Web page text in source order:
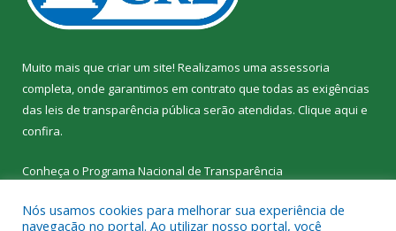
Muito mais que criar um site! Realizamos uma assessoria
completa, onde garantimos em contrato que todas as exigências
das leis de transparência pública serão atendidas. Clique aqui e
confira.
Conheça o Programa Nacional de Transparência
Nós usamos cookies para melhorar sua experiência de
navegação no portal. Ao utilizar nosso portal, você